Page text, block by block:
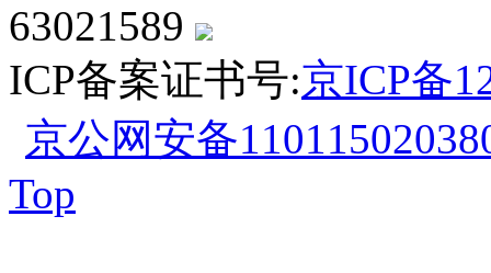
63021589
ICP备案证书号:京ICP备
京公网安备
Top